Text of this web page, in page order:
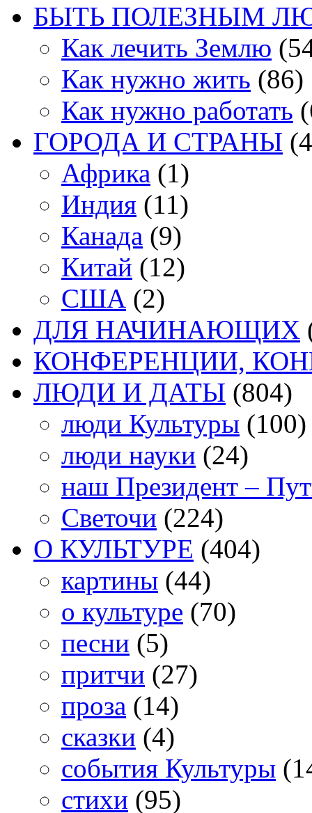
БЫТЬ ПОЛЕЗНЫМ
Как лечить Землю
Как нужно жить (86)
Как нужно работать
ГОРОДА И СТРАНЫ
Африка (1)
Индия (11)
Канада (9)
Китай (12)
США (2)
ДЛЯ НАЧИНАЮЩИХ
КОНФЕРЕНЦИИ,
ЛЮДИ И ДАТЫ (804)
люди Культуры (100)
люди науки (24)
наш Президент –
Светочи (224)
О КУЛЬТУРЕ (404)
картины (44)
о культуре (70)
песни (5)
притчи (27)
проза (14)
сказки (4)
события Культуры
стихи (95)